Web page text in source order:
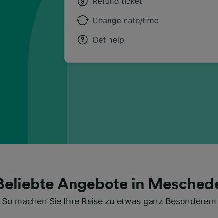
Angebote in
So machen Sie Ihre Reise zu etwas ganz Besonderem